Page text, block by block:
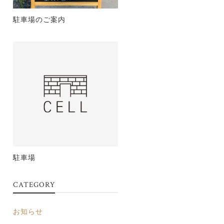
駐車場のご案内
駐車場
CATEGORY
お知らせ